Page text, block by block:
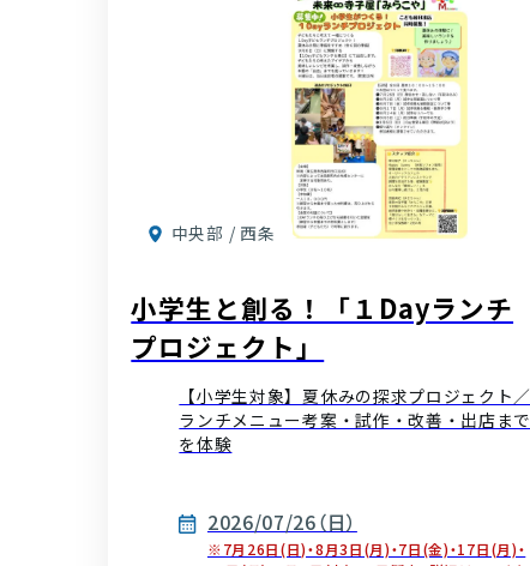
中央部 / 西条
小学生と創る！「１Dayランチ
プロジェクト」
【小学生対象】夏休みの探求プロジェクト／
ランチメニュー考案・試作・改善・出店まで
を体験
2026/07/26（日）
※7月26日(日)・8月3日(月)・7日(金)・17日(月)・